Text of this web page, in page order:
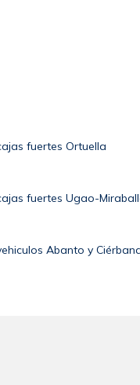
fuertes Ortuella
fuertes Ugao-
Abanto y